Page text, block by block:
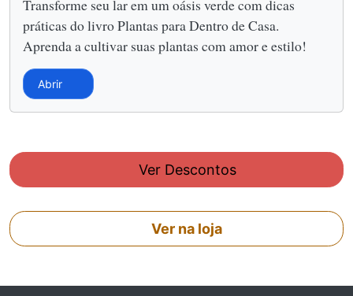
Transforme seu lar em um oásis verde com dicas
práticas do livro Plantas para Dentro de Casa.
Aprenda a cultivar suas plantas com amor e estilo!
Abrir
Ver Descontos
Ver na loja